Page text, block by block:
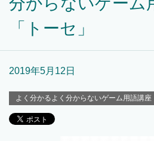
「トーセ」
2019年5月12日
よく分かるよく分からないゲーム用語講座